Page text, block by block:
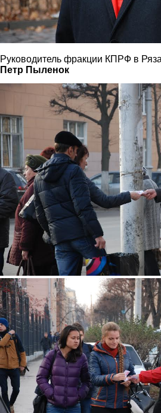
Руководитель фракции КПРФ в
Петр Пыленок
7.jpg